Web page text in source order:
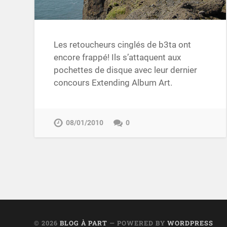
Les retoucheurs cinglés de b3ta ont
encore frappé! Ils s’attaquent aux
pochettes de disque avec leur dernier
concours Extending Album Art.
08/01/2010 0
© 2026BLOG À PART — POWERED BYWORDPRESS